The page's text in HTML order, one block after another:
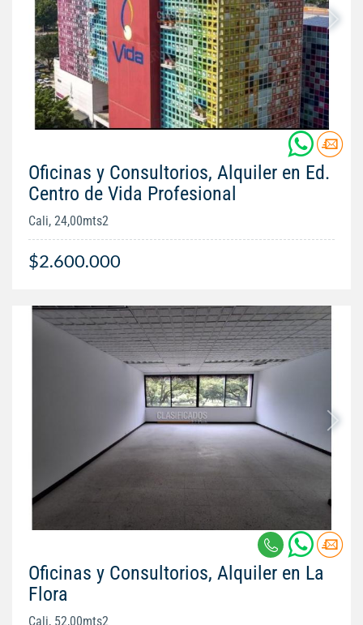
Oficinas y Consultorios, Alquiler en Ed.
Centro de Vida Profesional
Cali, 24,00mts2
$2.600.000
Oficinas y Consultorios, Alquiler en La
Flora
Cali, 52,00mts2